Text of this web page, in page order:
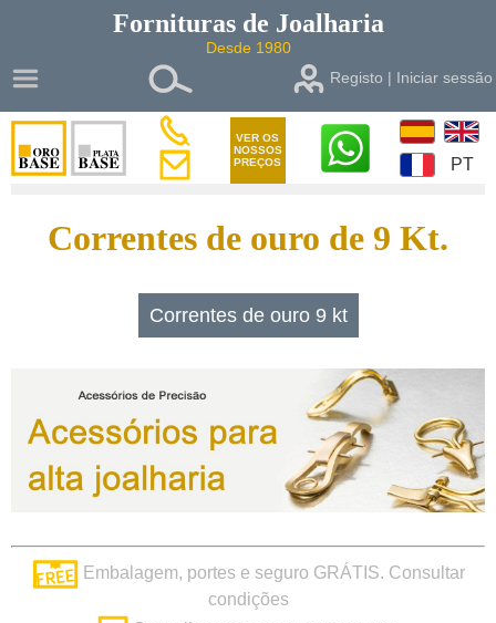
Fornituras de Joalharia
Desde 1980
Registo | Iniciar sessão
VER OS
NOSSOS
PREÇOS
PT
Correntes de ouro de 9 Kt.
Correntes de ouro 9 kt
Embalagem, portes e seguro GRÁTIS. Consultar
condições